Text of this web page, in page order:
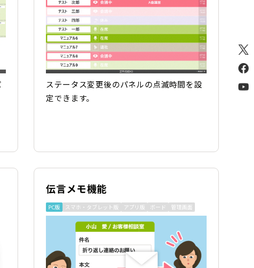
ステータス変更後のパネルの点滅時間を設
定できます。
伝言メモ機能
PC版 スマホ・タブレット版 アプリ版 ボード 管理画面